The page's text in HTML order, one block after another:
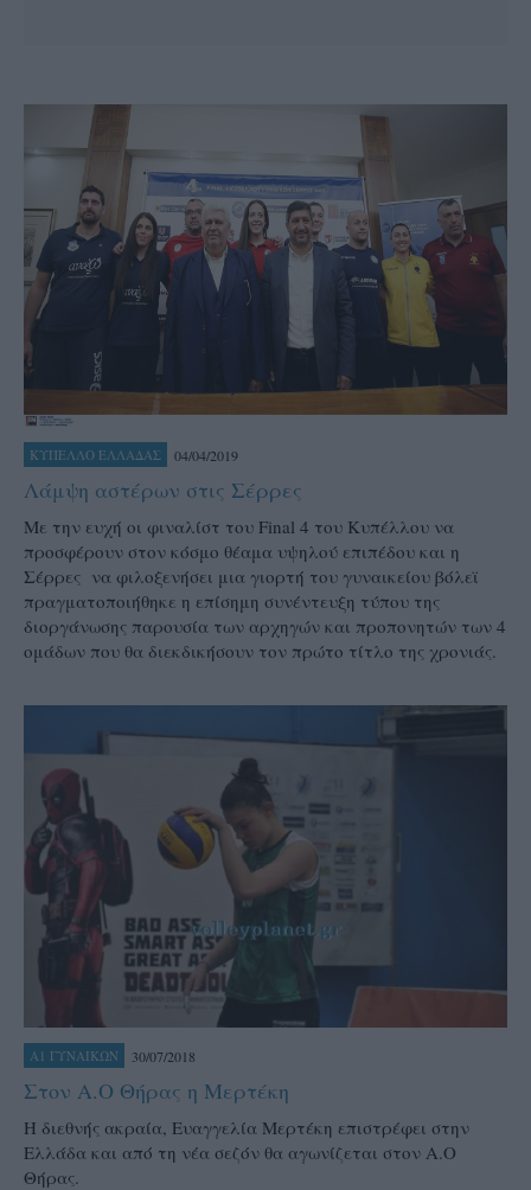
ΚΥΠΕΛΛΟ ΕΛΛΑΔΑΣ 04/04/2019
Λάμψη αστέρων στις Σέρρες
Με την ευχή οι φιναλίστ του Final 4 του Κυπέλλου να
προσφέρουν στον κόσμο θέαμα υψηλού επιπέδου και η
Σέρρες να φιλοξενήσει μια γιορτή του γυναικείου βόλεϊ
πραγματοποιήθηκε η επίσημη συνέντευξη τύπου της
διοργάνωσης παρουσία των αρχηγών και προπονητών των 4
ομάδων που θα διεκδικήσουν τον πρώτο τίτλο της χρονιάς.
Α1 ΓΥΝΑΙΚΩΝ 30/07/2018
Στον Α.Ο Θήρας η Μερτέκη
Η διεθνής ακραία, Ευαγγελία Μερτέκη επιστρέφει στην
Ελλάδα και από τη νέα σεζόν θα αγωνίζεται στον Α.Ο
Θήρας.